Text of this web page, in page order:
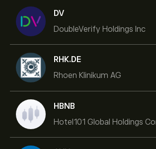
DV
DoubleVerify Holdings Inc
RHK.DE
Rhoen Klinikum AG
HBNB
Hotel101 Global Holdings